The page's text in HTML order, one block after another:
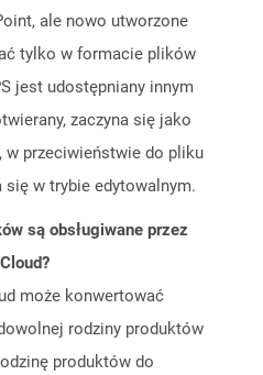
ale nowo utworzone
tylko w formacie plików
jest udostępniany innym
zaczyna się jako
w przeciwieństwie do pliku
się w trybie edytowalnym.
są obsługiwane przez
może konwertować
rodziny produktów
produktów do